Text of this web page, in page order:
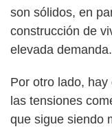
son sólidos, en
construcción de
elevada demanda.
Por otro lado,
las tensiones
que sigue siendo